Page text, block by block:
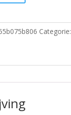
Categorie: